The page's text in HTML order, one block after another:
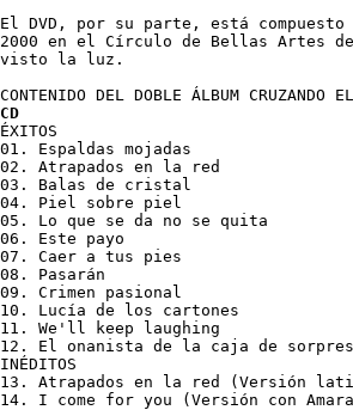
El DVD, por su parte, está
2000 en el Círculo de Bellas Artes
visto la luz.
CD
ÉXITOS
01. Espaldas mojadas
02. Atrapados en la red
03. Balas de cristal
04. Piel sobre piel
05. Lo que se da no se quita
06. Este payo
07. Caer a tus pies
08. Pasarán
09. Crimen pasional
10. Lucía de los cartones
11. We'll keep laughing
12. El onanista de la caja de
INÉDITOS
13. Atrapados en la red (Versión
14. I come for you (Versión con Amaral -